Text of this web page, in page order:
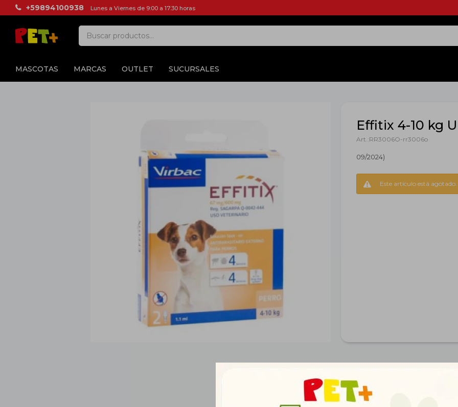
MASCOTAS MARCAS OUTLET SUCURSALES
+59894100938 Lunes a Viernes de 9:00 a 17:30 horas
Effitix 4-10 kg
RR3006O-rr3006o
09/2024)
Este artículo está agotado.
Productos que te pueden interesar